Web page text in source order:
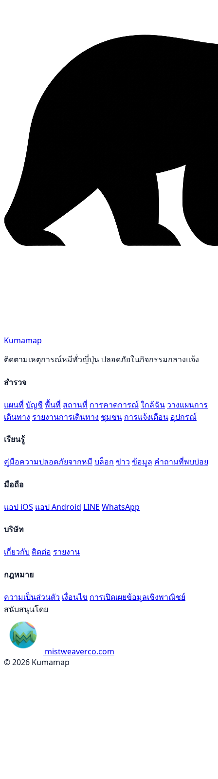
Kumamap
ติดตามเหตุการณ์หมีทั่วญี่ปุ่น ปลอดภัยในกิจกรรมกลางแจ้ง
สำรวจ
แผนที่ บัญชี พื้นที่ สถานที่ การคาดการณ์ใกล้ฉัน วางแผนการ
เดินทาง รายงานการเดินทาง ชุมชน การแจ้งเตือน อุปกรณ์
เรียนรู้
คู่มือความปลอดภัยจากหมี บล็อก ข่าว ข้อมูล คำถามที่พบบ่อย
มือถือ
แอป iOS แอป Android LINE WhatsApp
บริษัท
เกี่ยวกับ ติดต่อ รายงาน
กฎหมาย
ความเป็นส่วนตัว เงื่อนไข การเปิดเผยข้อมูลเชิงพาณิชย์
สนับสนุนโดย
mistweaverco.com
© 2026 Kumamap